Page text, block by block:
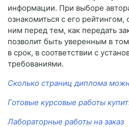
информации. При выборе
ознакомиться с его
ним перед тем, как передать
позволит быть уверенным в
в срок, в соответствии с
требованиями.
Сколько страниц диплома
Готовые курсовые работы
Лабораторные работы на заказ